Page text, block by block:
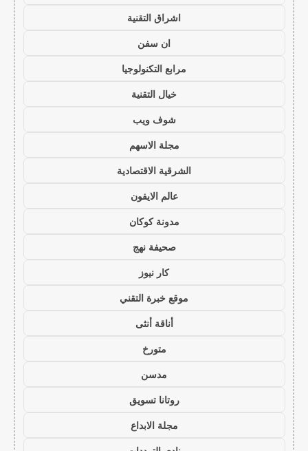
اشراق التقنية
ان سفن
مرابع التكنولوجيا
خيال التقنية
شوف ويب
مجلة الاسهم
الشرقية الاقتصادية
عالم الايفون
مدونة كوكان
صحيفة نهج
كار نيوز
موقع خبرة التقني
أناقة أنثى
متورخ
مدسن
روتانا تسويق
مجلة الابداع